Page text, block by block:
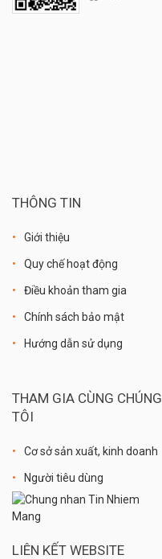
THÔNG TIN
Giới thiệu
Quy chế hoạt động
Điều khoản tham gia
Chính sách bảo mật
Hướng dẫn sử dụng
THAM GIA CÙNG CHÚNG
TÔI
Cơ sở sản xuất, kinh doanh
Người tiêu dùng
LIÊN KẾT WEBSITE